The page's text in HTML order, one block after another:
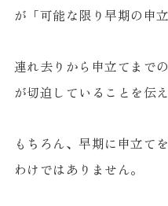
が「可能な限り早期の申
連れ去りから申立てまで
が切迫していることを伝
もちろん、早期に申立て
わけではありません。